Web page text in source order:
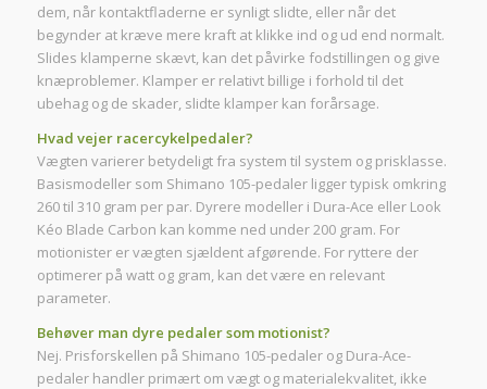
dem, når kontaktfladerne er synligt slidte, eller når det
begynder at kræve mere kraft at klikke ind og ud end normalt.
Slides klamperne skævt, kan det påvirke fodstillingen og give
knæproblemer. Klamper er relativt billige i forhold til det
ubehag og de skader, slidte klamper kan forårsage.
Hvad vejer racercykelpedaler?
Vægten varierer betydeligt fra system til system og prisklasse.
Basismodeller som Shimano 105-pedaler ligger typisk omkring
260 til 310 gram per par. Dyrere modeller i Dura-Ace eller Look
Kéo Blade Carbon kan komme ned under 200 gram. For
motionister er vægten sjældent afgørende. For ryttere der
optimerer på watt og gram, kan det være en relevant
parameter.
Behøver man dyre pedaler som motionist?
Nej. Prisforskellen på Shimano 105-pedaler og Dura-Ace-
pedaler handler primært om vægt og materialekvalitet, ikke